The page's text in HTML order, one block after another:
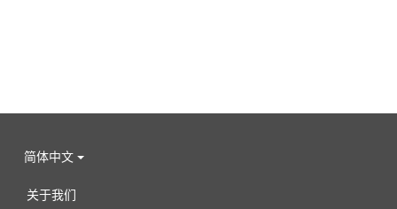
简体中文
关于我们